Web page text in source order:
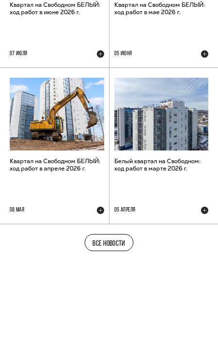
Квартал на Свободном БЕЛЫЙ:
ход работ в июне 2026 г.
07 ИЮЛЯ
Квартал на Свободном БЕЛЫЙ:
ход работ в мае 2026 г.
05 ИЮНЯ
Квартал на Свободном БЕЛЫЙ:
ход работ в апреле 2026 г.
08 МАЯ
Белый квартал на Свободном:
ход работ в марте 2026 г.
05 АПРЕЛЯ
ВСЕ НОВОСТИ